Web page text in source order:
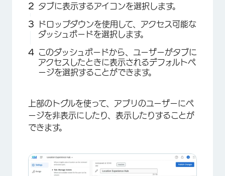
タブに表示するアイコンを選択します。
ドロップダウンを使用して、アクセス可能な
ダッシュボードを選択します。
このダッシュボードから、ユーザーがタブに
アクセスしたときに表示されるデフォルトペ
ージを選択することができます。
上部のトグルを使って、アプリのユーザーにペ
ージを非表示にしたり、表示したりすることが
できます。